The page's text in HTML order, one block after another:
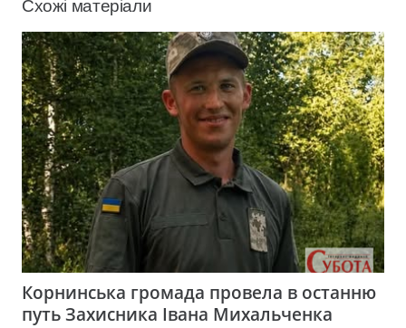
Схожі матеріали
Корнинська громада провела в останню
путь Захисника Івана Михальченка